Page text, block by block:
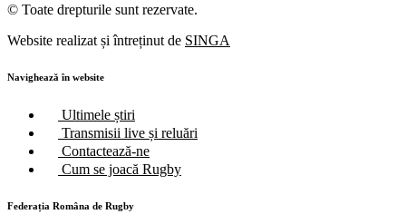
© Toate drepturile sunt rezervate.
Website realizat și întreținut de SINGA
Navighează în website
Ultimele știri
Transmisii live și reluări
Contactează-ne
Cum se joacă Rugby
Federația Româna de Rugby